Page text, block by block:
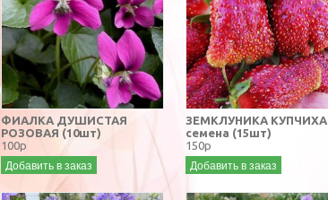
ФИАЛКА ДУШИСТАЯ
РОЗОВАЯ (10шт)
100р
Добавить в заказ
ЗЕМКЛУНИКА КУПЧИХА
семена (15шт)
150р
Добавить в заказ